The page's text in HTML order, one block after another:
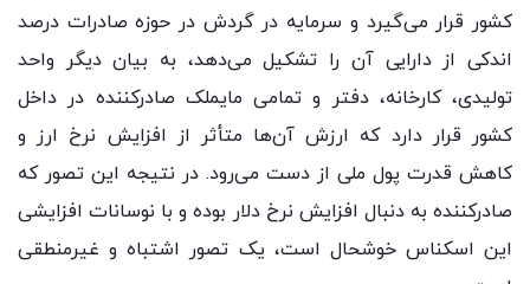
کشور قرار می‌گیرد و سرمایه در گردش در حوزه صادرات درصد
اندکی از دارایی آن را تشکیل می‌دهد، به بیان دیگر واحد
تولیدی، کارخانه، دفتر و تمامی مایملک صادرکننده در داخل
کشور قرار دارد که ارزش آن‌ها متأثر از افزایش نرخ ارز و
کاهش قدرت پول ملی از دست می‌رود. در نتیجه این تصور که
صادرکننده به دنبال افزایش نرخ دلار بوده و با نوسانات افزایشی
این اسکناس خوشحال است، یک تصور اشتباه و غیرمنطقی